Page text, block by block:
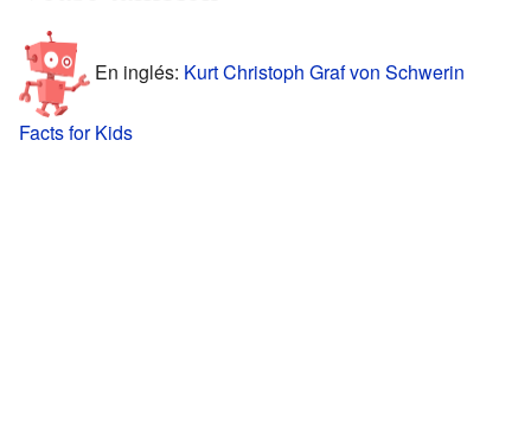
En inglés: Kurt Christoph Graf von Schwerin
Facts for Kids